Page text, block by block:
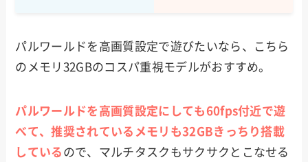
パルワールドを高画質設定で遊びたいなら、こちら
のメモリ32GBのコスパ重視モデルがおすすめ。
パルワールドを高画質設定にしても60fps付近で遊
べて、推奨されているメモリも32GBきっちり搭載
している ので、マルチタスクもサクサクとこなせる